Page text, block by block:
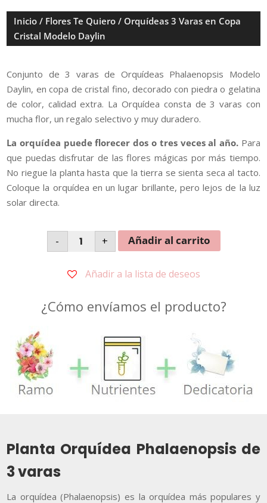
Inicio / Flores Te Quiero / Orquídeas 3 Varas en Copa
Cristal Modelo Daylin
Conjunto de 3 varas de Orquídeas Phalaenopsis Modelo
Daylin, en copa de cristal fino, decorado con piedra o gelatina
de color, calidad extra. La Orquídea consta de 3 varas con
mucha flor, un regalo selectivo y muy duradero.
La orquídea puede florecer dos o tres veces al año. Para
que puedas disfrutar de las flores mágicas por más tiempo.
No riegue la planta hasta que la tierra se sienta seca al tacto.
Coloque la orquídea en un lugar brillante, pero lejos de la luz
solar directa.
-
Orquídeas
Varas
Copa
Cristal
cantidad
+ Añadir al carrito
Añadir a la lista de deseos
¿Cómo envíamos el producto?
Planta Orquídea Phalaenopsis de
3 varas
La orquídea (Phalaenopsis) es la orquídea más populares y